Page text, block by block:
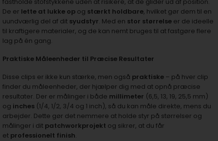
De er lette at lukke op og stærkt holdbare, hvilket gør dem til en
uundværlig del af dit syudstyr. Med en stor størrelse er de ideelle
til kraftigere materialer, og de kan nemt bruges til at fastgøre flere
lag på én gang.
Praktiske Måleenheder til Præcise Resultater
Disse clips er ikke kun stærke, men også praktiske – på hver clip
finder du måleenheder, der hjælper dig med at opnå præcise
resultater. Der er målinger i både millimeter (6,5, 13, 19, 25,5 mm)
og inches (1/4, 1/2, 3/4 og 1 inch), så du kan måle direkte, mens du
arbejder. Dette gør det nemmere at holde styr på størrelser og
målinger i dit patchworkprojekt og sikrer, at du får
et professionelt finish.